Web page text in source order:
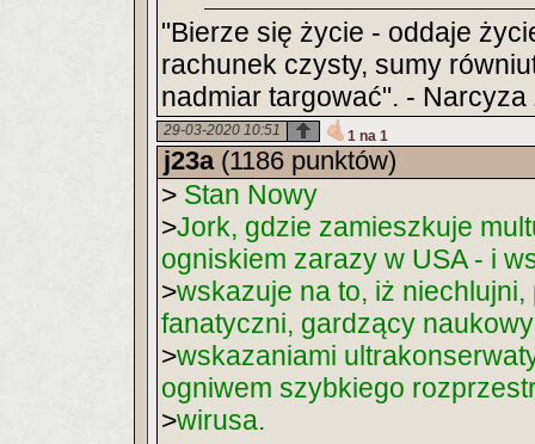
"Bierze się życie - oddaje
rachunek czysty, sumy
nadmiar targować". -
29-03-2020 10:51 1 na 1
j23a(1186 punktów)
> Stan Nowy
>Jork, gdzie zamieszkuje
ogniskiem zarazy w USA - i
>wskazuje na to, iż
fanatyczni, gardzący
>wskazaniami
ogniwem szybkiego
>wirusa.